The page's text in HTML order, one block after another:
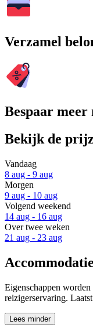
Verzamel
Bespaar
Bekijk de
Vandaag
8 aug - 9 aug
Morgen
9 aug - 10 aug
Volgend weekend
14 aug - 16 aug
Over twee weken
21 aug - 23 aug
Eigenschappen
reizigerservaring.
Lees minder